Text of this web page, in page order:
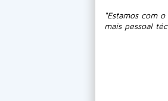
“Estamos com
mais pessoal